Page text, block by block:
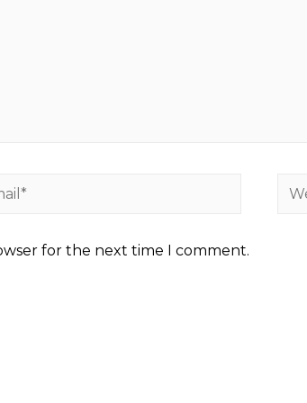
for the next time I comment.